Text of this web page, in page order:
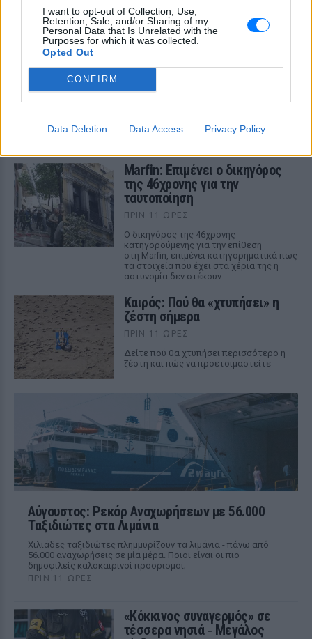
I want to opt-out of Collection, Use,
Retention, Sale, and/or Sharing of my
Personal Data that Is Unrelated with the
Purposes for which it was collected.
Opted Out
CONFIRM
Data Deletion Data Access Privacy Policy
ΣΤΗΝ ΙΔΙΑ ΚΑΤΗΓΟΡΙΑ
Μαραντόνα: «Ήταν πρησμένος,
και είχε παραιτηθεί» – Τι
δίκη
Η κατάθεση του Νικολά Ταφαρέλ στο
Marfin: Επιμένει ο δικηγόρος
της 46χρονης για την
ταυτοποίηση
ΠΡΙΝ 11 ΏΡΕΣ
Ο δικηγόρος της 46χρονης
κατηγορούμενης για την επίθεση
στη Marfin, επιμένει κατηγορηματικά πως
τα στοιχεία που έχει στα χέρια της η
αστυνομία δεν στέκουν.
Καιρός: Πού θα «χτυπήσει» η
ζέστη σήμερα
ΠΡΙΝ 11 ΏΡΕΣ
Δείτε πού θα χτυπήσει περισσότερο η
ζέστη και πώς να προετοιμαστείτε
Αύγουστος: Ρεκόρ Αναχωρήσεων με 56.000
Ταξιδιώτες στα Λιμάνια
Χιλιάδες ταξιδιώτες πλημμυρίζουν τα λιμάνια - πάνω από
56.000 αναχωρήσεις σε μία μέρα. Ποιοι είναι οι πιο
δημοφιλείς καλοκαιρινοί προορισμοί;
ΠΡΙΝ 11 ΏΡΕΣ
«Κόκκινος συναγερμός» σε
τέσσερα νησιά ‑ Μεγάλος